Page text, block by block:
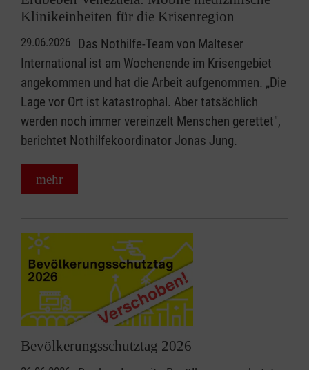
Klinikeinheiten für die Krisenregion
29.06.2026 Das Nothilfe-Team von Malteser
International ist am Wochenende im Krisengebiet
angekommen und hat die Arbeit aufgenommen. „Die
Lage vor Ort ist katastrophal. Aber tatsächlich
werden noch immer vereinzelt Menschen gerettet",
berichtet Nothilfekoordinator Jonas Jung.
mehr
Bevölkerungsschutztag 2026